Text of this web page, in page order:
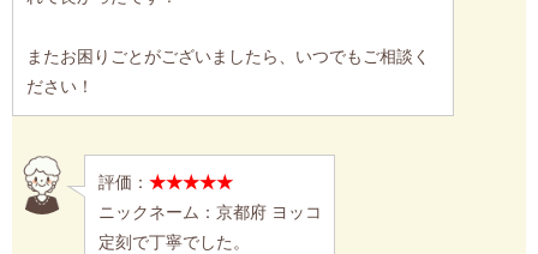
またお困りごとがございましたら、いつでもご相談く
ださい！
評価： ★★★★★
ニックネーム：京都府 ヨッコ
定刻で丁寧でした。